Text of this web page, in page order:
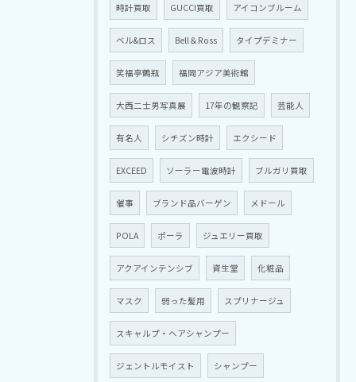
時計買取 GUCCI買取 アイコンブルーム
ベル&ロス Bell＆Ross タイプデミナー
笑福亭鶴瓶 福岡アジア美術館
大西二士男写真展 17年の観察記 芸能人
有名人 シチズン時計 エクシード
EXCEED ソーラー電波時計 ブルガリ買取
催事 ブランド品バーゲン メドール
POLA ポーラ ジュエリー買取
アクアインテンシブ 資生堂 化粧品
マスク 弱った髪用 スプリナージュ
スキャルプ・ヘアシャンプー
ジェントルモイスト シャンプー